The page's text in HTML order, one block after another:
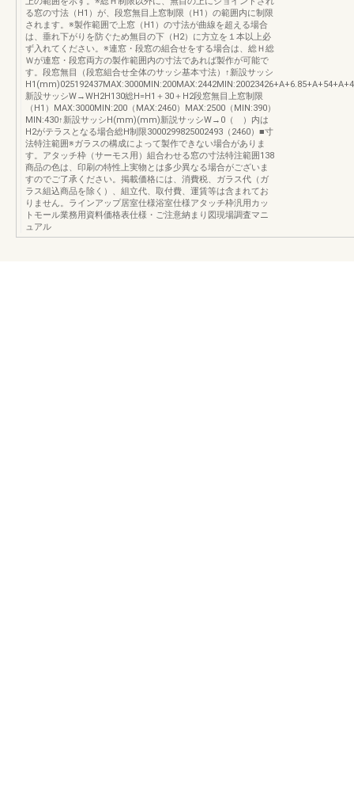
る窓の寸法（H1）が、段窓無目上窓制限（H1）の範囲内に制限
されます。※製作範囲で上窓（H1）の寸法が曲線を超える場合
は、垂れ下がりを防ぐため無目の下（H2）に方立を１本以上必
ず入れてください。※連窓・段窓の組合せをする場合は、総Ｈ総
Ｗが連窓・段窓両方の製作範囲内の寸法であれば製作が可能で
す。段窓無目（段窓組合せ全体のサッシ基本寸法）↑新設サッシ
新設サッシW→WH2H130総H=H1＋30＋H2段窓無目上窓制限
（H1）MAX:3000MIN:200（MAX:2460）MAX:2500（MIN:390）
MIN:430↑新設サッシH(mm)(mm)新説サッシW→0（ ）内は
H2がテラスとなる場合総H制限3000299825002493（2460）■寸
法特注範囲※ガラスの構成によって製作できない場合がありま
す。アタッチ枠（サーモス用）組合わせる窓の寸法特注範囲138
商品の色は、印刷の特性上実物とは多少異なる場合がございま
すのでご了承ください。掲載価格には、消費税、ガラス代（ガ
ラス組込商品を除く）、組立代、取付費、運賃等は含まれてお
りません。ラインアップ居室仕様浴室仕様アタッチ枠汎用カッ
トモール業務用資料価格表仕様・ご注意納まり図現場調査マニ
ュアル